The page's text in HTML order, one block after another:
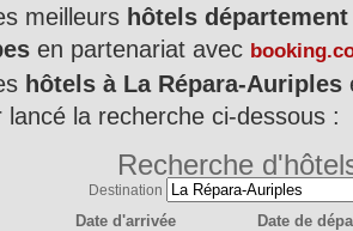
meilleurs hôtels
en partenariat avec
hôtels à La Répara-Auriples
lancé la recherche ci-dessous :
Recherche
Destination
Date d'arrivée Date de